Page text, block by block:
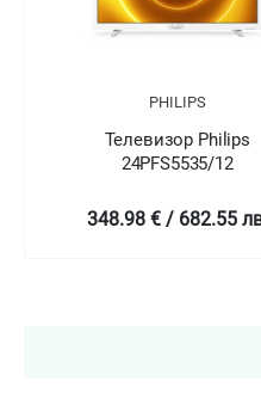
PHILIPS
Телевизор Philips
24PFS5535/12
348.98 € / 682.55